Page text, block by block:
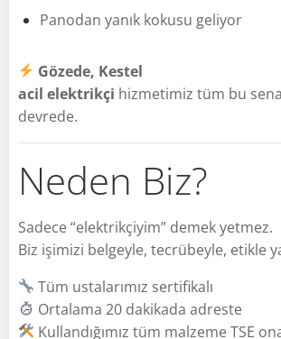
Panodan yanık kokusu geliyor
Gözede, Kestel
acil elektrikçi hizmetimiz tüm bu
devrede.
Neden Biz?
Sadece “elektrikçiyim” demek yetmez.
Biz işimizi belgeyle, tecrübeyle, etikle
Tüm ustalarımız sertifikalı
Ortalama 20 dakikada adreste
Kullandığımız tüm malzeme TSE